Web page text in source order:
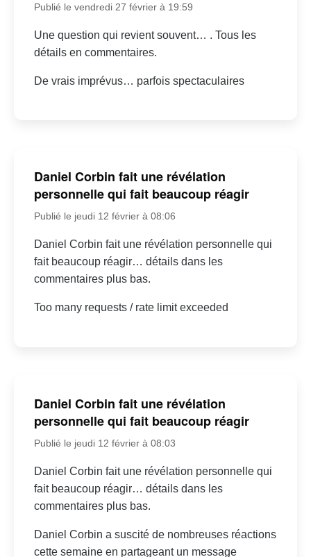
Publié le vendredi 27 février à 19:59
Une question qui revient souvent… . Tous les
détails en commentaires.
De vrais imprévus… parfois spectaculaires
Daniel Corbin fait une révélation
personnelle qui fait beaucoup réagir
Publié le jeudi 12 février à 08:06
Daniel Corbin fait une révélation personnelle qui
fait beaucoup réagir… détails dans les
commentaires plus bas.
Too many requests / rate limit exceeded
Daniel Corbin fait une révélation
personnelle qui fait beaucoup réagir
Publié le jeudi 12 février à 08:03
Daniel Corbin fait une révélation personnelle qui
fait beaucoup réagir… détails dans les
commentaires plus bas.
Daniel Corbin a suscité de nombreuses réactions
cette semaine en partageant un message